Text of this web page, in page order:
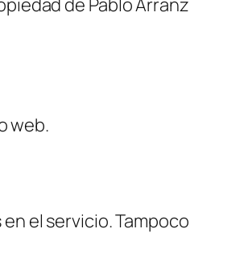
web.
el servicio. Tampoco